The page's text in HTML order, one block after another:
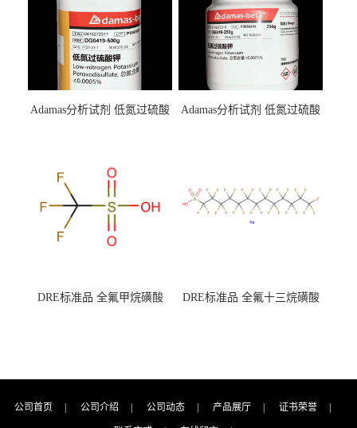
Adamas分析试剂 低氮过硫酸
（泰坦现货供应）
Adamas分析试剂 低氮过硫酸
DRE标准品 全氟甲烷磺酸
DRE标准品 全氟十三烷磺酸
公司首页 公司介绍 公司动态 产品展厅 证书荣誉